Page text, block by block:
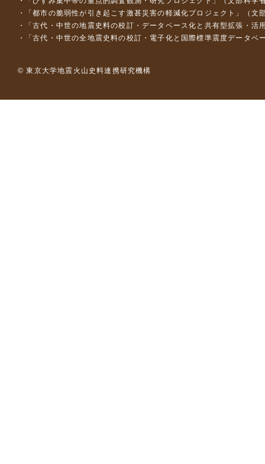
「都市の脆弱性が引き起こす激甚災害の軽減化プロジェクト」（
「古代・中世の地震史料の校訂・データベース化と共有型拡張・
「古代・中世の全地震史料の校訂・電子化と国際標準震度データ
© 東京大学地震火山史料連携研究機構